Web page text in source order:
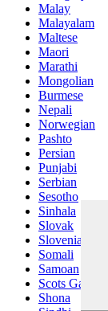
Malay
Malayalam
Maltese
Maori
Marathi
Mongolian
Burmese
Nepali
Norwegian
Pashto
Persian
Punjabi
Serbian
Sesotho
Sinhala
Slovak
Slovenian
Somali
Samoan
Scots Gaelic
Shona